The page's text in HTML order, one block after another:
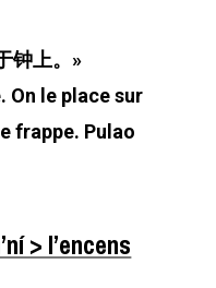
钟上。»
On le place sur
frappe. Pulao
> l’encens